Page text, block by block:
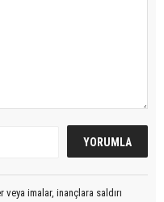
imalar, inançlara saldırı